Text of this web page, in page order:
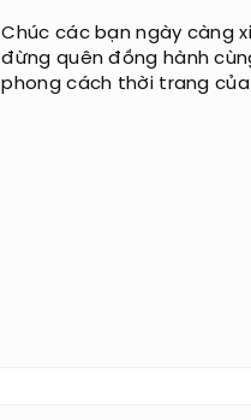
Chúc các bạn ngày càng
đừng quên đồng hành
phong cách thời trang của